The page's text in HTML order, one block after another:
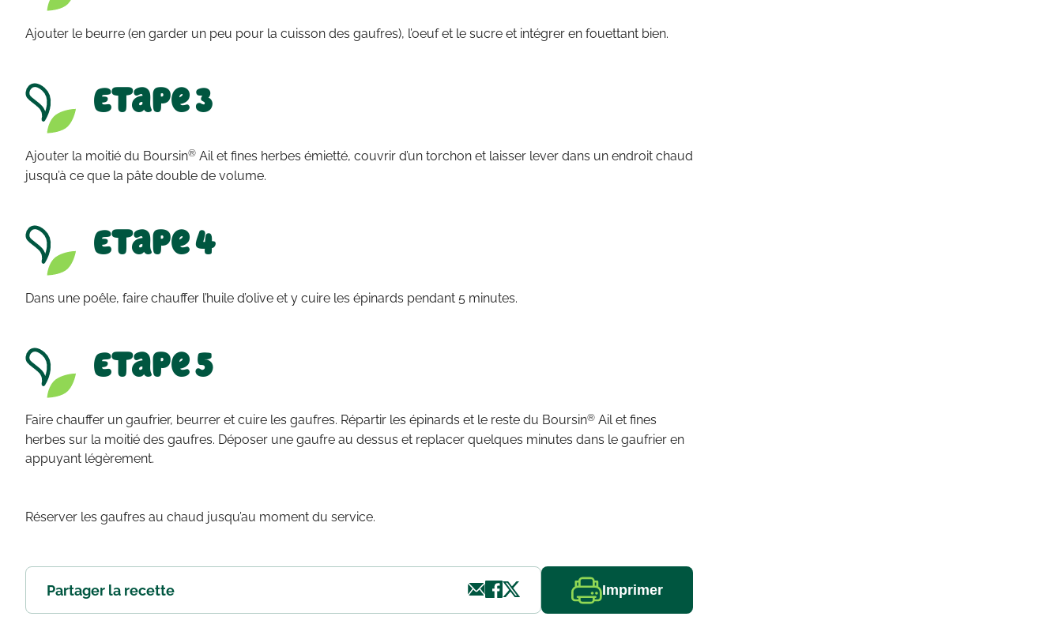
Ajouter le beurre (en garder un peu pour la cuisson des gaufres), l’oeuf et le sucre et intégrer en fouettant bien.
Etape 3
Ajouter la moitié du Boursin® Ail et fines herbes émietté, couvrir d’un torchon et laisser lever dans un endroit chaud
jusqu’à ce que la pâte double de volume.
Etape 4
Dans une poêle, faire chauffer l’huile d’olive et y cuire les épinards pendant 5 minutes.
Etape 5
Faire chauffer un gaufrier, beurrer et cuire les gaufres. Répartir les épinards et le reste du Boursin® Ail et fines
herbes sur la moitié des gaufres. Déposer une gaufre au dessus et replacer quelques minutes dans le gaufrier en
appuyant légèrement.
Réserver les gaufres au chaud jusqu’au moment du service.
Partager la recette Imprimer